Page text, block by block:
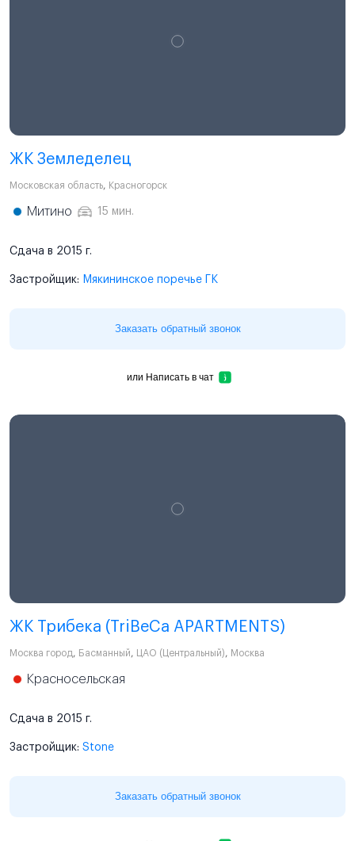
ЖК Земледелец
Московская область, Красногорск
Митино 15 мин.
Сдача в 2015 г.
Застройщик: Мякининское поречье ГК
Заказать обратный звонок
или Написать в чат
ЖК Трибека (TriBeCa APARTMENTS)
Москва город, Басманный, ЦАО (Центральный), Москва
Красносельская
Сдача в 2015 г.
Застройщик: Stone
Заказать обратный звонок